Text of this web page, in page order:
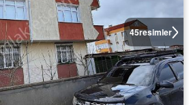
45resimler